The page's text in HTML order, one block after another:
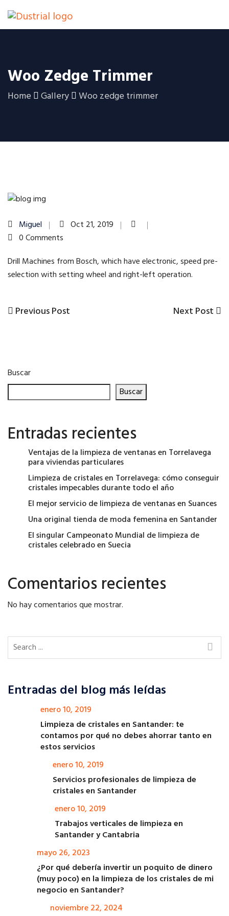
Woo Zedge Trimmer
Home Gallery Woo zedge trimmer
Miguel
Oct 21, 2019
0 Comments
Drill Machines from Bosch, which have electronic, speed pre-
selection with setting wheel and right-left operation.
Navegación
Previous
Previous Post
Next
Next Post
Buscar
Buscar
Entradas recientes
Ventajas de la limpieza de ventanas en Torrelavega
para viviendas particulares
Limpieza de cristales en Torrelavega: cómo conseguir
cristales impecables durante todo el año
El mejor servicio de limpieza de ventanas en Suances
Una original tienda de moda femenina en Santander
El singular Campeonato Mundial de limpieza de
cristales celebrado en Suecia
Comentarios recientes
No hay comentarios que mostrar.
Entradas del blog más leídas
enero 10, 2019
Limpieza de cristales en Santander: te
contamos por qué no debes ahorrar tanto en
estos servicios
enero 10, 2019
Servicios profesionales de limpieza de
cristales en Santander
enero 10, 2019
Trabajos verticales de limpieza en
Santander y Cantabria
mayo 26, 2023
¿Por qué debería invertir un poquito de dinero
(muy poco) en la limpieza de los cristales de mi
negocio en Santander?
noviembre 22, 2024